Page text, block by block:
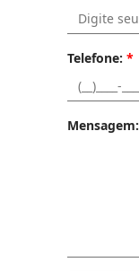
Telefone: *
Mensagem: